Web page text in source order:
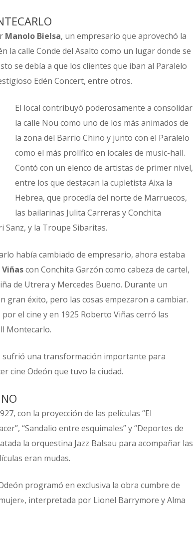
Manolo Bielsa, un empresario que aprovechó la
la calle Conde del Asalto como un lugar donde se
se debía a que los clientes que iban al Paralelo
Edén Concert, entre otros.
El local contribuyó poderosamente a consolidar
la calle Nou como uno de los más animados de
la zona del Barrio Chino y junto con el Paralelo
como el más prolífico en locales de music-hall.
Contó con un elenco de artistas de primer nivel,
entre los que destacan la cupletista Aixa la
Hebrea, que procedía del norte de Marruecos,
las bailarinas Julita Carreras y Conchita
y la Troupe Sibaritas.
había cambiado de empresario, ahora estaba
con Conchita Garzón como cabeza de cartel,
de Utrera y Mercedes Bueno. Durante un
gran éxito, pero las cosas empezaron a cambiar.
el cine y en 1925 Roberto Viñas cerró las
Montecarlo.
sufrió una transformación importante para
cine Odeón que tuvo la ciudad.
con la proyección de las películas “El
“Sandalio entre esquimales” y “Deportes de
la orquestina Jazz Balsau para acompañar las
eran mudas.
programó en exclusiva la obra cumbre de
interpretada por Lionel Barrymore y Alma